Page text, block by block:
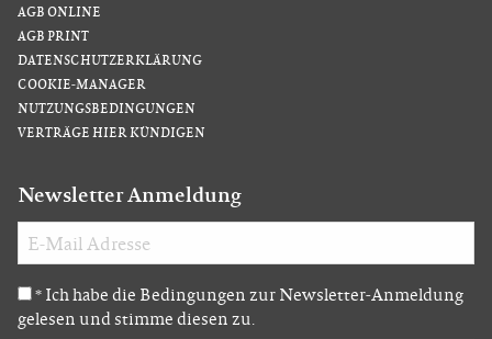
AGB ONLINE
AGB PRINT
DATENSCHUTZERKLÄRUNG
COOKIE-MANAGER
NUTZUNGSBEDINGUNGEN
VERTRÄGE HIER KÜNDIGEN
Newsletter Anmeldung
* Ich habe die Bedingungen zur Newsletter-Anmeldung
gelesen und stimme diesen zu.